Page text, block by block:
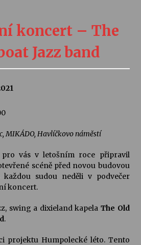
na integrační festival Quijotova
2026
ve Stromovce: Kolchoz a
2026
koncert – The
Jazz band
MIKÁDO, Havlíčkovo náměstí
pro vás v letošním roce připravil
scéně před novou budovou
sudou neděli v podvečer
koncert.
swing a dixieland kapela The Old
.
projektu Humpolecké léto. Tento